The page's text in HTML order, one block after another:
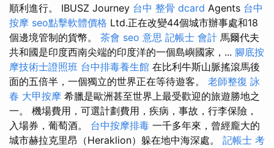
順利進行。 IBUSZ Journey 台中 整骨 dcard Agents 台中
按摩 seo點擊軟體價格 Ltd.正在改變44個城市辦事處和18
個邊境管制的貨幣。 茶會 seo 意思 記帳士 會計 馬爾代夫
共和國是印度西南尖端的印度洋的一個島嶼國家，... 腳底按
摩技術士證照班 台中排毒養生館 在比利牛斯山脈搖滾馬後
面的五倍半，一個獨立的世界正在等待遊客。 老師整復 詠
春 大甲按摩 希臘是歐洲甚至世界上最受歡迎的旅遊勝地之
一。 機場費用，可選計劃費用，疾病，事故，行李保險，
入場券，葡萄酒。 台中按摩排毒 一千多年來，曾經龐大的
城市赫拉克里昂（Heraklion）躲在地中海深處。 記帳士 考